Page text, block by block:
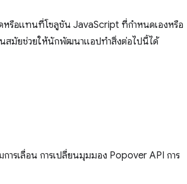
หรือแทนที่โซลูชัน JavaScript ที่กําหนดเองหรือ
นสมัยช่วยให้นักพัฒนาแอปทำสิ่งต่อไปนี้ได้
ารเลื่อน การเปลี่ยนมุมมอง Popover API การ